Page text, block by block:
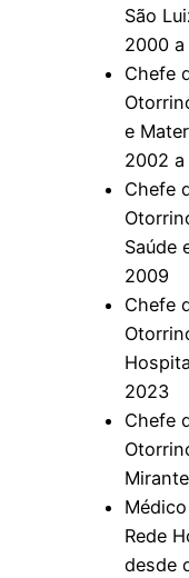
São
2000
Chefe
e
2002
Chefe
Saúde
2009
Chefe
2023
Chefe
Rede
desde